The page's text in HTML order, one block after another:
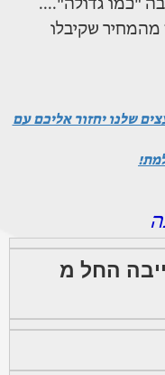
"כמו גדולה"....
מהמחיר שקיבלו
שלנו יחזור אליכם עם
החל מ